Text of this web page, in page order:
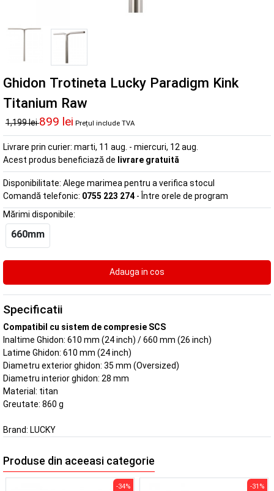
Ghidon Trotineta Lucky Paradigm Kink
Titanium Raw
1,199 lei899 lei Prețul include TVA
Livrare prin curier: marti, 11 aug. - miercuri, 12 aug.
Acest produs beneficiază de livrare gratuită
Disponibilitate: Alege marimea pentru a verifica stocul
Comandă telefonic: 0755 223 274 - Între orele de program
Mărimi disponibile:
660mm
Specificatii
Compatibil cu sistem de compresie SCS
Inaltime Ghidon: 610 mm (24 inch) / 660 mm (26 inch)
Latime Ghidon: 610 mm (24 inch)
Diametru exterior ghidon: 35 mm (Oversized)
Diametru interior ghidon: 28 mm
Material: titan
Greutate: 860 g
Brand: LUCKY
Produse din aceeasi categorie
-34% -31%